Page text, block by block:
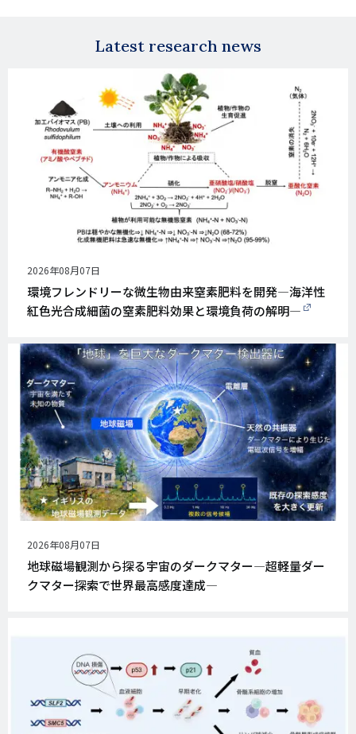
Latest research news
公
開
日
2026年08月07日
環境フレンドリーな微生物由来窒素肥料を開発―海洋性
紅色光合成細菌の窒素肥料効果と環境負荷の解明―
公
開
日
2026年08月07日
地球磁場観測から探る宇宙のダークマター―超軽量ダー
クマター探索で世界最高感度達成―